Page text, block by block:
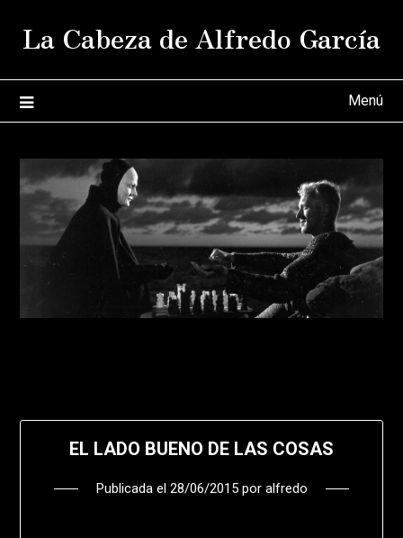
La Cabeza de Alfredo García
Menú
EL LADO BUENO DE LAS COSAS
Publicada el 28/06/2015por alfredo